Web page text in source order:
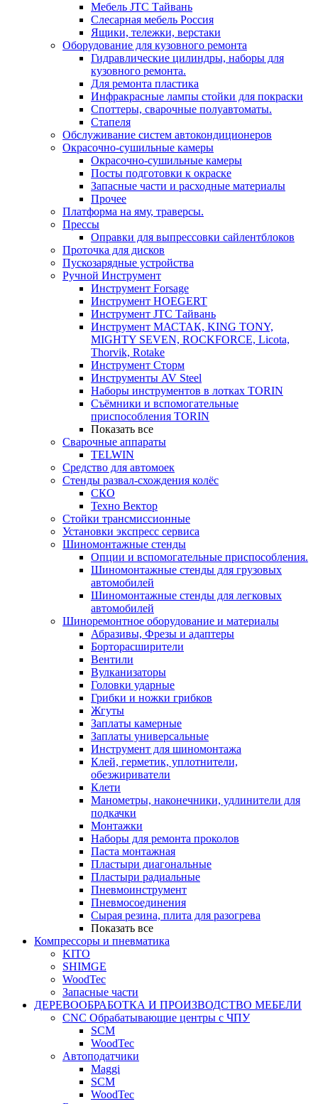
Мебель JTC Тайвань
Слесарная мебель Россия
Ящики, тележки, верстаки
Оборудование для кузовного ремонта
Гидравлические цилиндры, наборы для
кузовного ремонта.
Для ремонта пластика
Инфракрасные лампы стойки для покраски
Споттеры, сварочные полуавтоматы.
Стапеля
Обслуживание систем автокондиционеров
Окрасочно-сушильные камеры
Окрасочно-сушильные камеры
Посты подготовки к окраске
Запасные части и расходные материалы
Прочее
Платформа на яму, траверсы.
Прессы
Оправки для выпрессовки сайлентблоков
Проточка для дисков
Пускозарядные устройства
Ручной Инструмент
Инструмент Forsage
Инструмент HOEGERT
Инструмент JTC Тайвань
Инструмент МАСТАК, KING TONY,
MIGHTY SEVEN, ROCKFORCE, Licota,
Thorvik, Rotake
Инструмент Сторм
Инструменты AV Steel
Наборы инструментов в лотках TORIN
Съёмники и вспомогательные
приспособления TORIN
Показать все
Сварочные аппараты
TELWIN
Средство для автомоек
Стенды развал-схождения колёс
СКО
Техно Вектор
Стойки трансмиссионные
Установки экспресс сервиса
Шиномонтажные стенды
Опции и вспомогательные приспособления.
Шиномонтажные стенды для грузовых
автомобилей
Шиномонтажные стенды для легковых
автомобилей
Шиноремонтное оборудование и материалы
Абразивы, Фрезы и адаптеры
Борторасширители
Вентили
Вулканизаторы
Головки ударные
Грибки и ножки грибков
Жгуты
Заплаты камерные
Заплаты универсальные
Инструмент для шиномонтажа
Клей, герметик, уплотнители,
обезжириватели
Клети
Манометры, наконечники, удлинители для
подкачки
Монтажки
Наборы для ремонта проколов
Паста монтажная
Пластыри диагональные
Пластыри радиальные
Пневмоинструмент
Пневмосоединения
Сырая резина, плита для разогрева
Показать все
Компрессоры и пневматика
KITO
SHIMGE
WoodTec
Запасные части
ДЕРЕВООБРАБОТКА И ПРОИЗВОДСТВО МЕБЕЛИ
CNC Обрабатывающие центры с ЧПУ
SCM
WoodTec
Автоподатчики
Maggi
SCM
WoodTec